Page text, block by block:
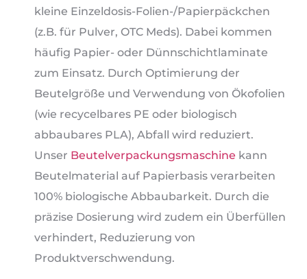
kleine Einzeldosis-Folien-/Papierpäckchen
(z.B. für Pulver, OTC Meds). Dabei kommen
häufig Papier- oder Dünnschichtlaminate
zum Einsatz. Durch Optimierung der
Beutelgröße und Verwendung von Ökofolien
(wie recycelbares PE oder biologisch
abbaubares PLA), Abfall wird reduziert.
Unser Beutelverpackungsmaschine kann
Beutelmaterial auf Papierbasis verarbeiten
100% biologische Abbaubarkeit. Durch die
präzise Dosierung wird zudem ein Überfüllen
verhindert, Reduzierung von
Produktverschwendung.